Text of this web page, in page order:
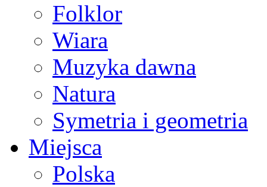
Folklor
Wiara
Muzyka dawna
Natura
Symetria i geometria
Miejsca
Polska